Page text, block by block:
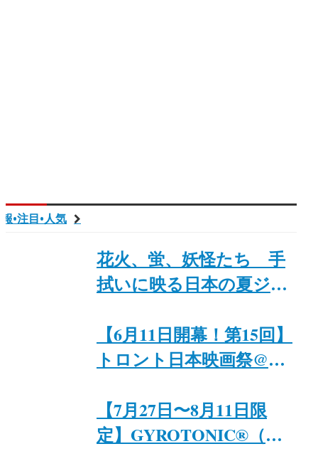
•注目•人気
花火、蛍、妖怪たち 手
拭いに映る日本の夏ジャ
Tenugui Towels: Fireworks,
Fireflies, and Yōkai
催｜ジャパンファウンデ
ーション・トロント
【6月11日開幕！第15回】
トロント日本映画祭@カ
【7月27日〜8月11日限
定】GYROTONIC®︎（ジ